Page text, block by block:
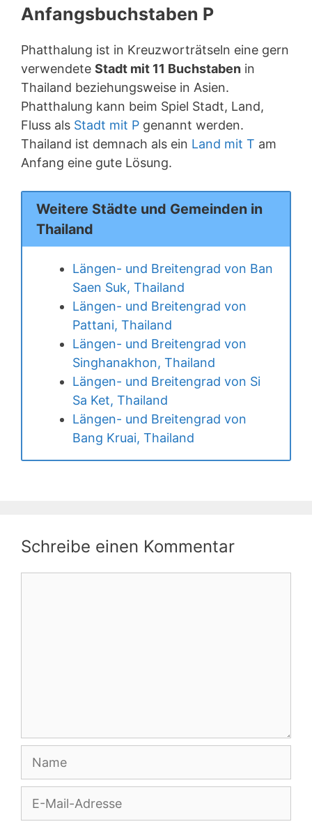
Anfangsbuchstaben P
Phatthalung ist in Kreuzworträtseln eine gern
verwendete Stadt mit 11 Buchstaben in
Thailand beziehungsweise in Asien.
Phatthalung kann beim Spiel Stadt, Land,
Fluss als Stadt mit P genannt werden.
Thailand ist demnach als ein Land mit T am
Anfang eine gute Lösung.
Weitere Städte und Gemeinden in
Thailand
Längen- und Breitengrad von Ban
Saen Suk, Thailand
Längen- und Breitengrad von
Pattani, Thailand
Längen- und Breitengrad von
Singhanakhon, Thailand
Längen- und Breitengrad von Si
Sa Ket, Thailand
Längen- und Breitengrad von
Bang Kruai, Thailand
Schreibe einen Kommentar